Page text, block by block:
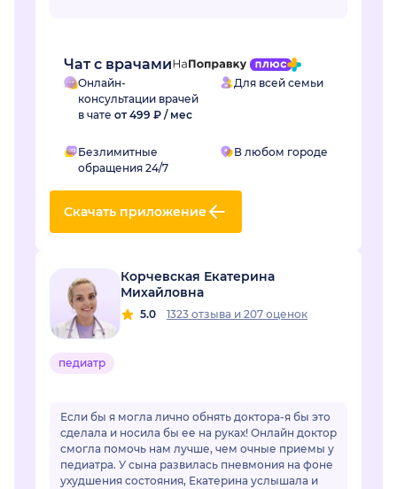
Чат с врачами
Онлайн-
консультации врачей
в чате от 499 ₽ / мес
Для всей семьи
Безлимитные
обращения 24/7
В любом городе
Скачать приложение
Корчевская Екатерина
Михайловна
5.0 1323 отзыва и 207 оценок
педиатр
Если бы я могла лично обнять доктора-я бы это
сделала и носила бы ее на руках! Онлайн доктор
смогла помочь нам лучше, чем очные приемы у
педиатра. У сына развилась пневмония на фоне
ухудшения состояния, Екатерина услышала и